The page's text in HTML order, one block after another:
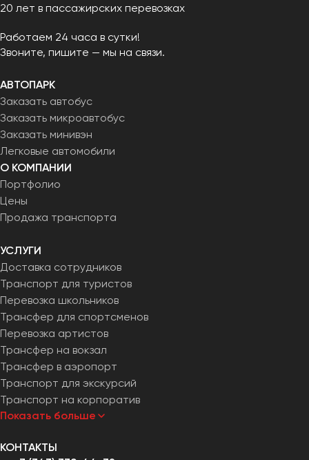
20 лет в пассажирских перевозках
Работаем 24 часа в сутки!
Звоните, пишите — мы на связи.
АВТОПАРК
Заказать автобус
Заказать микроавтобус
Заказать минивэн
Легковые автомобили
О КОМПАНИИ
Портфолио
Цены
Продажа транспорта
УСЛУГИ
Доставка сотрудников
Транспорт для туристов
Перевозка школьников
Трансфер для спортсменов
Перевозка артистов
Трансфер на вокзал
Трансфер в аэропорт
Транспорт для экскурсий
Транспорт на корпоратив
Показать больше
КОНТАКТЫ